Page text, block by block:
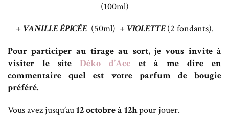
(100ml)
+ VANILLEÉPICÉE (50ml) + VIOLETTE(2 fondants).
Pour participer au tirage au sort, je vous invite à
visiter le site Déko d’Acc et à me dire en
commentaire quel est votre parfum de bougie
préféré.
Vous avez jusqu’au12 octobre à 12hpour jouer.